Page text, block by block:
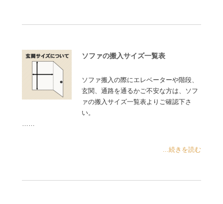
ソファの搬入サイズ一覧表
ソファ搬入の際にエレベーターや階段、
玄関、通路を通るかご不安な方は、ソフ
ァの搬入サイズ一覧表よりご確認下さ
い。
...続きを読む